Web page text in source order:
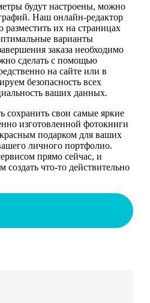
будут настроены, можно
Наш онлайн-редактор
их на страницах
варианты
заказа необходимо
сделать с помощью
на сайте или в
безопасность всех
ваших данных.
сохранить свои самые яркие
изготовленной фотокниги
подарком для ваших
личного портфолио.
прямо сейчас, и
создать что-то действительно